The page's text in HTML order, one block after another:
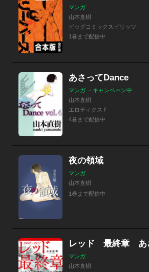
マンガ
山本直樹
ビッグコミックスピリッツ
1巻まで配信中
あさってDance
マンガ ・キャンペーン中
山本直樹
エロティクスＦ
4巻まで配信中
夜の領域
マンガ
山本直樹
1巻まで配信中
マンガ
山本直樹